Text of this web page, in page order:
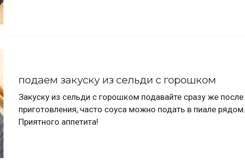
подаем закуску из сельди с горошком
Закуску из сельди с горошком подавайте сразу же после
приготовления, часто соуса можно подать в пиале рядом.
Приятного аппетита!